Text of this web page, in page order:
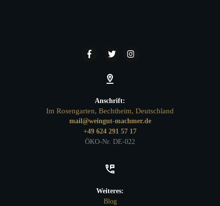
Anschrift:
Im Rosengarten, Bechtheim, Deutschland
mail@weingut-machmer.de
+49 624 291 57 17
ÖKO-Nr. DE-022
Weiteres:
Blog